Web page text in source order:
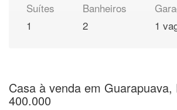
Suítes
1
Banheiros
2
1
Casa à venda em Guarapuava,
400.000